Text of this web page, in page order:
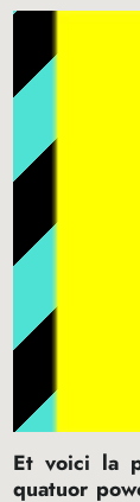
Et voici la
quatuor